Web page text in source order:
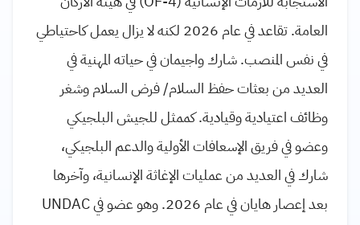
العامة. تقاعد في عام 2026 لكنه لا يزال يعمل كاحتياطي
في نفس المنصب. شارك واجيمان في حياته المهنية في
العديد من بعثات حفظ السلام/ فرض السلام وشغر
وظائف اعتيادية وقيادية. كممثل للجيش البلجيكي
وعضو في فريق الإسعافات الأولية والدعم البلجيكي،
شارك في العديد من عمليات الإغاثة الإنسانية، وآخرها
بعد إعصار هايان في عام 2026. وهو عضو في UNDAC